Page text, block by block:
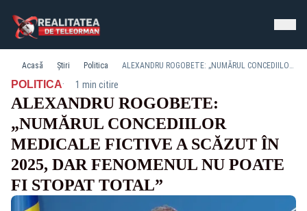
Acasă Știri Politica ALEXANDRU ROGOBETE: „NUMĂRUL CONCEDIILOR MEDICALE FICTIVE A SCĂZUT ÎN 2025, DAR FENOMENUL NU POATE FI STOPAT TOTAL”
POLITICA· 1 min citire
ALEXANDRU ROGOBETE:
„NUMĂRUL CONCEDIILOR
MEDICALE FICTIVE A SCĂZUT ÎN
2025, DAR FENOMENUL NU POATE
FI STOPAT TOTAL”